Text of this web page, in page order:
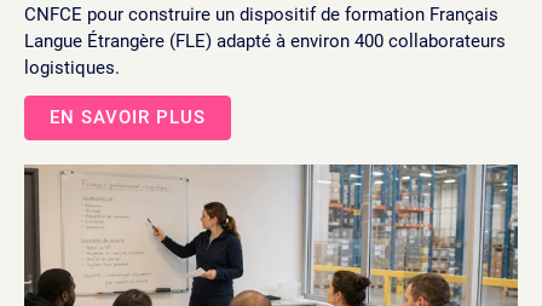
CNFCE pour construire un dispositif de formation Français
Langue Étrangère (FLE) adapté à environ 400 collaborateurs
logistiques.
EN SAVOIR PLUS